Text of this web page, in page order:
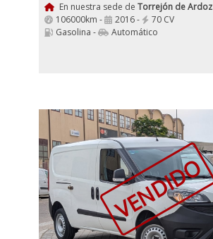
En nuestra sede de Torrejón de Ardoz
106000km -
2016 -
70 CV
Gasolina -
Automático
VENDIDO